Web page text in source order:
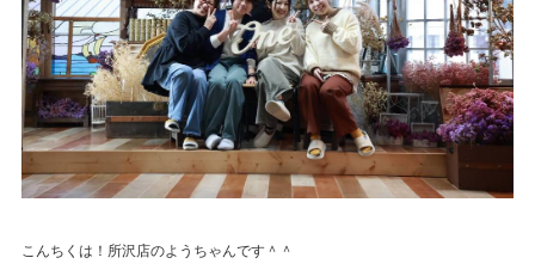
こんちくは！所沢店のようちゃんです＾＾